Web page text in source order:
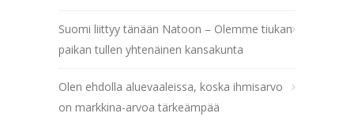
Suomi liittyy tänään Natoon – Olemme tiukan
paikan tullen yhtenäinen kansakunta
Olen ehdolla aluevaaleissa, koska ihmisarvo
on markkina-arvoa tärkeämpää